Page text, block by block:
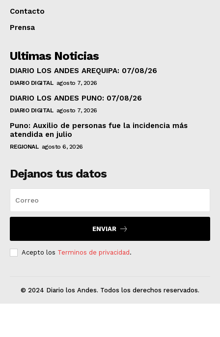
Contacto
Prensa
Ultimas Noticias
DIARIO LOS ANDES AREQUIPA: 07/08/26
DIARIO DIGITAL agosto 7, 2026
DIARIO LOS ANDES PUNO: 07/08/26
DIARIO DIGITAL agosto 7, 2026
Puno: Auxilio de personas fue la incidencia más
atendida en julio
REGIONAL agosto 6, 2026
Dejanos tus datos
ENVIAR
Acepto los Terminos de privacidad.
© 2024 Diario los Andes. Todos los derechos reservados.